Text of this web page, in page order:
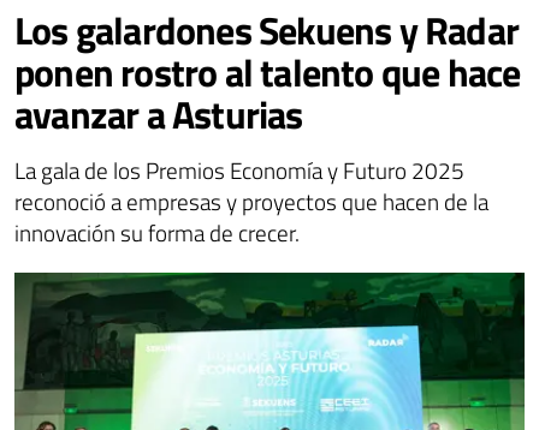
Los galardones Sekuens y Radar
ponen rostro al talento que hace
avanzar a Asturias
La gala de los Premios Economía y Futuro 2025
reconoció a empresas y proyectos que hacen de la
innovación su forma de crecer.